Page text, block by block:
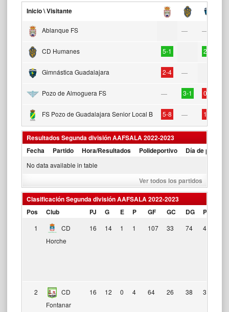
Inicio \ Visitante
Ablanque FS — —
CD Humanes 5-1 2-1
Gimnástica Guadalajara 2-4 —
Pozo de Almoguera FS — 3-1 0-5
FS Pozo de Guadalajara Senior Local B 5-8 — 1-6
Resultados Segunda división AAFSALA 2022-2023
Fecha
Partido Hora/Resultados Polideportivo Día de partido
No data available in table
Ver todos los partidos
Clasificación Segunda división AAFSALA 2022-2023
Pos
Club PJ G E P GF GC DG Pts
1
CD
Horche
16 14 1 1 107 33 74 43
2
CD
Fontanar
16 12 0 4 64 26 38 36